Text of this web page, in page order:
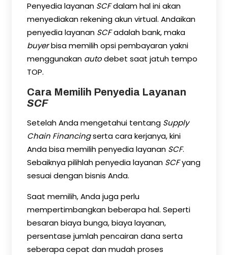
Penyedia layanan SCFdalam hal ini akan
menyediakan rekening akun virtual. Andaikan
penyedia layanan SCFadalah bank, maka
buyerbisa memilih opsi pembayaran yakni
menggunakan autodebet saat jatuh tempo
TOP.
Cara Memilih Penyedia Layanan
SCF
Setelah Anda mengetahui tentang Supply
Chain Financingserta cara kerjanya, kini
Anda bisa memilih penyedia layanan SCF.
Sebaiknya pilihlah penyedia layanan SCFyang
sesuai dengan bisnis Anda.
Saat memilih, Anda juga perlu
mempertimbangkan beberapa hal. Seperti
besaran biaya bunga, biaya layanan,
persentase jumlah pencairan dana serta
seberapa cepat dan mudah proses